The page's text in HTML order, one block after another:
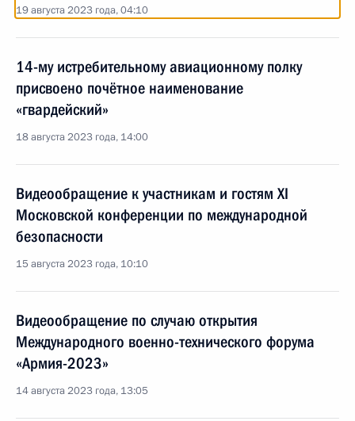
19 августа 2023 года, 04:10
14-му истребительному авиационному полку
присвоено почётное наименование
«гвардейский»
18 августа 2023 года, 14:00
Видеообращение к участникам и гостям XI
Московской конференции по международной
безопасности
15 августа 2023 года, 10:10
Видеообращение по случаю открытия
Международного военно-технического форума
«Армия-2023»
14 августа 2023 года, 13:05